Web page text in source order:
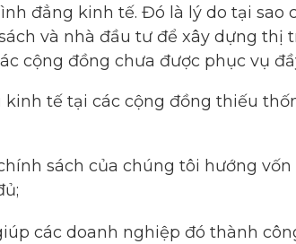
đẳng kinh tế. Đó là lý do tại sao
và nhà đầu tư để xây dựng
cộng đồng chưa được phục vụ
kinh tế tại các cộng đồng thiếu
sách của chúng tôi hướng
các doanh nghiệp đó thành